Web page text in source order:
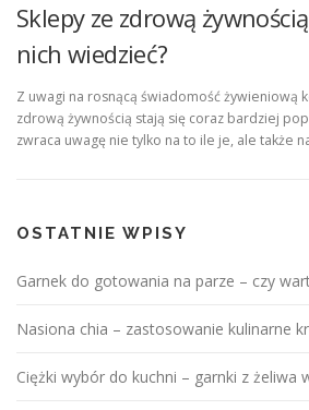
Sklepy ze zdrową
nich wiedzieć?
Z uwagi na rosnącą świadomość żywieniową
zdrową żywnością stają się coraz bardziej
zwraca uwagę nie tylko na to ile je, ale także
OSTATNIE WPISY
Garnek do gotowania na parze – czy
Nasiona chia – zastosowanie kulinarne
Ciężki wybór do kuchni – garnki z żeliwa